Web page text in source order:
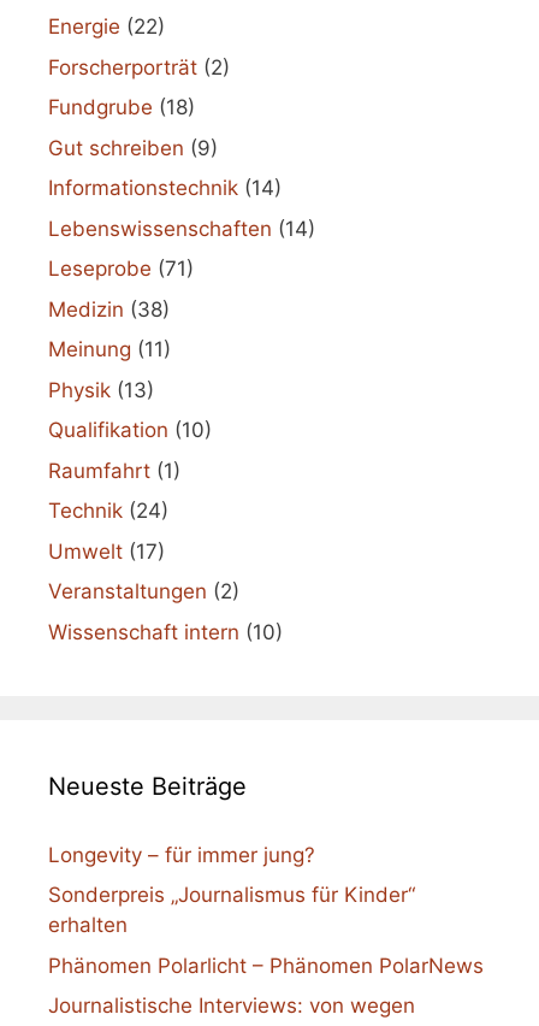
Energie (22)
Forscherporträt (2)
Fundgrube (18)
Gut schreiben (9)
Informationstechnik (14)
Lebenswissenschaften (14)
Leseprobe (71)
Medizin (38)
Meinung (11)
Physik (13)
Qualifikation (10)
Raumfahrt (1)
Technik (24)
Umwelt (17)
Veranstaltungen (2)
Wissenschaft intern (10)
Neueste Beiträge
Longevity – für immer jung?
Sonderpreis „Journalismus für Kinder“
erhalten
Phänomen Polarlicht – Phänomen PolarNews
Journalistische Interviews: von wegen